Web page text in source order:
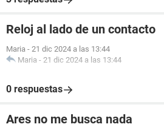
Reloj al lado de un contacto
Maria - 21 dic 2024 a las 13:44
Maria - 21 dic 2024 a las 13:44
0 respuestas
Ares no me busca nada